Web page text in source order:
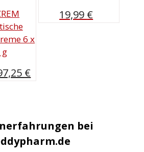
6 x
g
€
19,99 €
bei